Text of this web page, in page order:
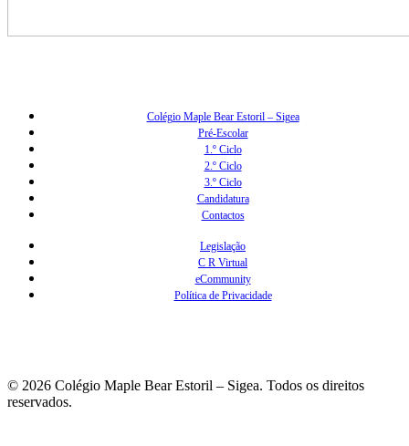
Colégio Maple Bear Estoril – Sigea
Pré-Escolar
1.º Ciclo
2.º Ciclo
3.º Ciclo
Candidatura
Contactos
Legislação
C R Virtual
eCommunity
Política de Privacidade
© 2026 Colégio Maple Bear Estoril – Sigea. Todos os direitos
reservados.